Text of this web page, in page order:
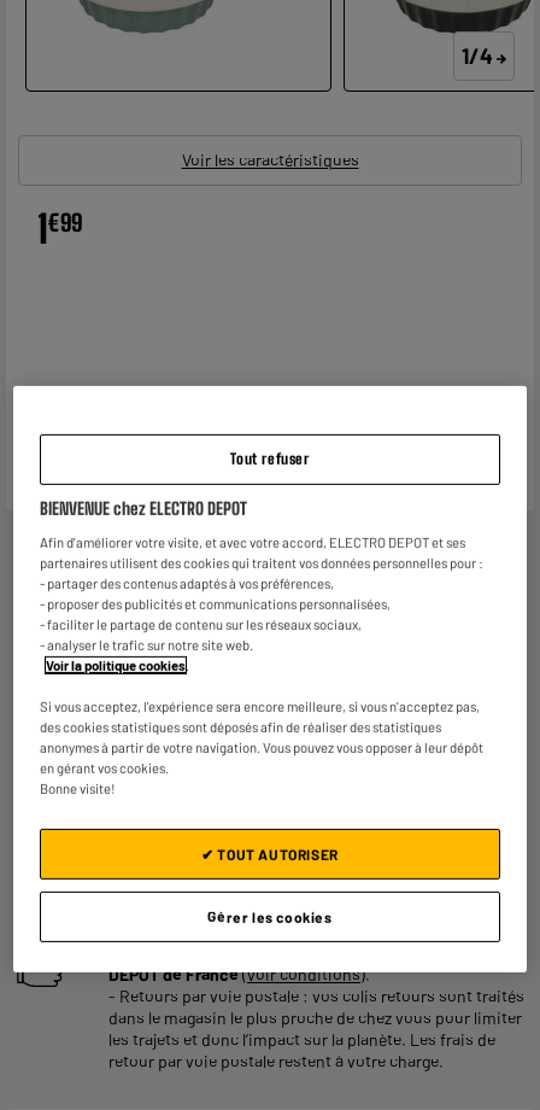
1/4
Voir les caractéristiques
1€99
Reprise de votre ancien appareil
C'estgratuit !En savoir +
Une assurance à vie à partir de6€/moispour couvrir les
appareils de votre foyer achetés chez nous ou ailleurs.
En savoir +
plus
Notre objectif : réduire de50% nos émissions
par produit vendu d'ici 2030.En savoir +
Retours et échanges gratuits
DEPOT de France(voir conditions).
- Retours par voie postale : vos colis retours sont traités
dans le magasin le plus proche de chez vous pour limiter
les trajets et donc l’impact sur la planète. Les frais de
retour par voie postale restent à votre charge.
Tout refuser
BIENVENUE chez ELECTRO DEPOT
Afin d'améliorer votre visite, et avec votre accord, ELECTRO DEPOT et ses
partenaires utilisent des cookies qui traitent vos données personnelles pour :
- partager des contenus adaptés à vos préférences,
- proposer des publicités et communications personnalisées,
- faciliter le partage de contenu sur les réseaux sociaux,
- analyser le trafic sur notre site web.
Voir la politique cookies
Si vous acceptez, l'expérience sera encore meilleure, si vous n'acceptez pas,
des cookies statistiques sont déposés afin de réaliser des statistiques
anonymes à partir de votre navigation. Vous pouvez vous opposer à leur dépôt
en gérant vos cookies.
Bonne visite!
Gérer les cookies
✔ TOUT AUTORISER